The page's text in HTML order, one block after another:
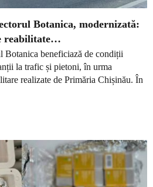
Botanica, modernizată:
reabilitate…
Botanica beneficiază de condiții
la trafic și pietoni, în urma
realizate de Primăria Chișinău. În